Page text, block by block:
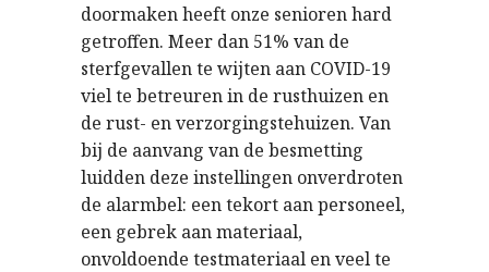
doormaken heeft onze senioren hard
getroffen. Meer dan 51% van de
sterfgevallen te wijten aan COVID-19
viel te betreuren in de rusthuizen en
de rust- en verzorgingstehuizen. Van
bij de aanvang van de besmetting
luidden deze instellingen onverdroten
de alarmbel: een tekort aan personeel,
een gebrek aan materiaal,
onvoldoende testmateriaal en veel te